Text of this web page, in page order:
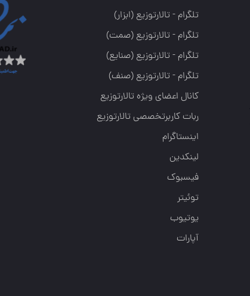
تلگرام - تالارتوزيع (ابزار)
تلگرام - تالارتوزيع (صمت)
تلگرام - تالارتوزيع (صنايع)
تلگرام - تالارتوزیع (صنف)
کانال اعضای ویژه تالارتوزیع
ربات کاربرتخصصی تالارتوزیع
اینستاگرام
لینکدین
فیسبوک
توئیتر
یوتیوب
آپارات